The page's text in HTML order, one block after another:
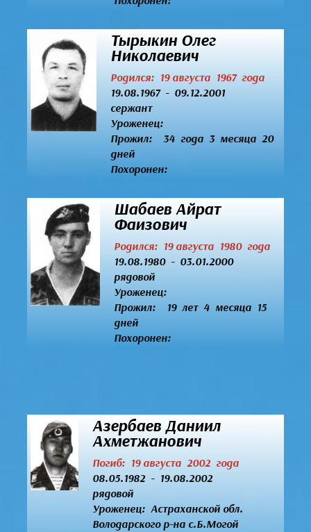
Тырыкин Олег
Николаевич
Родился: 19 августа 1967 года
19.08.1967 - 09.12.2001
сержант
Уроженец:
Прожил: 34 года 3 месяца 20
дней
Похоронен:
Шабаев Айрат
Фаизович
Родился: 19 августа 1980 года
19.08.1980 - 03.01.2000
рядовой
Уроженец:
Прожил: 19 лет 4 месяца 15
дней
Похоронен:
Азербаев Даниил
Ахметжанович
Погиб: 19 августа 2002 года
08.05.1982 - 19.08.2002
рядовой
Уроженец: Астраханской обл.
Володарского р-на с.Б.Могой